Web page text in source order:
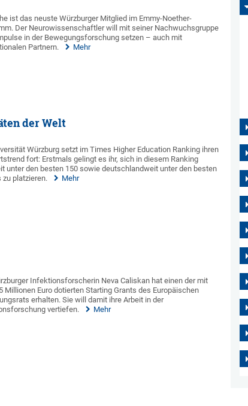
ist das neuste Würzburger Mitglied im Emmy-Noether-
Der Neurowissenschaftler will mit seiner Nachwuchsgruppe
in der Bewegungsforschung setzen – auch mit
Partnern.
Mehr
der Welt
Würzburg setzt im Times Higher Education Ranking ihren
fort: Erstmals gelingt es ihr, sich in diesem Ranking
unter den besten 150 sowie deutschlandweit unter den besten
zu platzieren.
Mehr
Infektionsforscherin Neva Caliskan hat einen der mit
Millionen Euro dotierten Starting Grants des Europäischen
erhalten. Sie will damit ihre Arbeit in der
vertiefen.
Mehr